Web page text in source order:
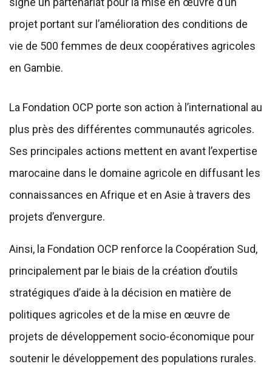
projet portant sur l’amélioration des conditions de
vie de 500 femmes de deux coopératives agricoles
en Gambie.
La Fondation OCP porte son action à l’international au
plus près des différentes communautés agricoles.
Ses principales actions mettent en avant l’expertise
marocaine dans le domaine agricole en diffusant les
connaissances en Afrique et en Asie à travers des
projets d’envergure.
Ainsi, la Fondation OCP renforce la Coopération Sud,
principalement par le biais de la création d’outils
stratégiques d’aide à la décision en matière de
politiques agricoles et de la mise en œuvre de
projets de développement socio-économique pour
soutenir le développement des populations rurales.